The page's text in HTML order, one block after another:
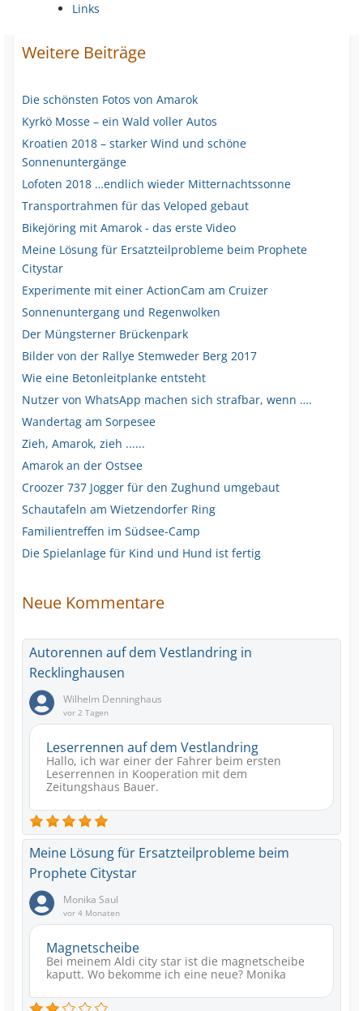
Links
Weitere Beiträge
Die schönsten Fotos von Amarok
Kyrkö Mosse – ein Wald voller Autos
Kroatien 2018 – starker Wind und schöne
Sonnenuntergänge
Lofoten 2018 …endlich wieder Mitternachtssonne
Transportrahmen für das Veloped gebaut
Bikejöring mit Amarok - das erste Video
Meine Lösung für Ersatzteilprobleme beim Prophete
Citystar
Experimente mit einer ActionCam am Cruizer
Sonnenuntergang und Regenwolken
Der Müngsterner Brückenpark
Bilder von der Rallye Stemweder Berg 2017
Wie eine Betonleitplanke entsteht
Nutzer von WhatsApp machen sich strafbar, wenn ….
Wandertag am Sorpesee
Zieh, Amarok, zieh ......
Amarok an der Ostsee
Croozer 737 Jogger für den Zughund umgebaut
Schautafeln am Wietzendorfer Ring
Familientreffen im Südsee-Camp
Die Spielanlage für Kind und Hund ist fertig
Neue Kommentare
Autorennen auf dem Vestlandring in
Recklinghausen
Wilhelm Denninghaus
vor 2 Tagen
Leserrennen auf dem Vestlandring
Hallo, ich war einer der Fahrer beim ersten
Leserrennen in Kooperation mit dem
Zeitungshaus Bauer.
Meine Lösung für Ersatzteilprobleme beim
Prophete Citystar
Monika Saul
vor 4 Monaten
Magnetscheibe
Bei meinem Aldi city star ist die magnetscheibe
kaputt. Wo bekomme ich eine neue? Monika